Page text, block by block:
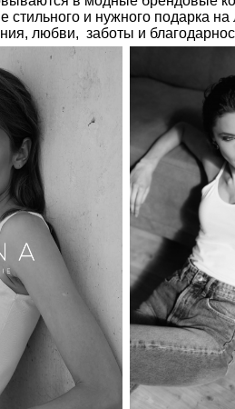
стильного и нужного подарка
любви, заботы и